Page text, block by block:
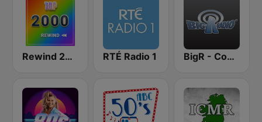
Rewind 2000's RTÉ Radio 1 BigR - Country Gold